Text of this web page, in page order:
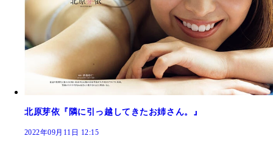
北原芽依『隣に引っ越してきたお姉さん。』
2022年09月11日 12:15